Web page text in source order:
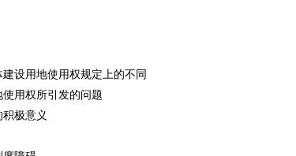
建设用地使用权规定上的不同
使用权所引发的问题
积极意义